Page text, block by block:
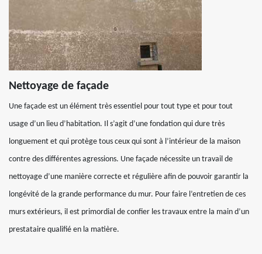
Nettoyage de façade
Une façade est un élément très essentiel pour tout type et pour tout
usage d’un lieu d’habitation. Il s’agit d’une fondation qui dure très
longuement et qui protège tous ceux qui sont à l’intérieur de la maison
contre des différentes agressions. Une façade nécessite un travail de
nettoyage d’une manière correcte et régulière afin de pouvoir garantir la
longévité de la grande performance du mur. Pour faire l’entretien de ces
murs extérieurs, il est primordial de confier les travaux entre la main d’un
prestataire qualifié en la matière.